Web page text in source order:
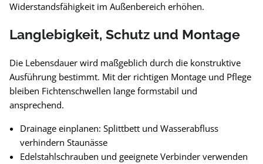
Widerstandsfähigkeit im Außenbereich erhöhen.
Langlebigkeit, Schutz und Montage
Die Lebensdauer wird maßgeblich durch die konstruktive
Ausführung bestimmt. Mit der richtigen Montage und Pflege
bleiben Fichtenschwellen lange formstabil und
ansprechend.
Drainage einplanen: Splittbett und Wasserabfluss
verhindern Staunässe
Edelstahlschrauben und geeignete Verbinder verwenden